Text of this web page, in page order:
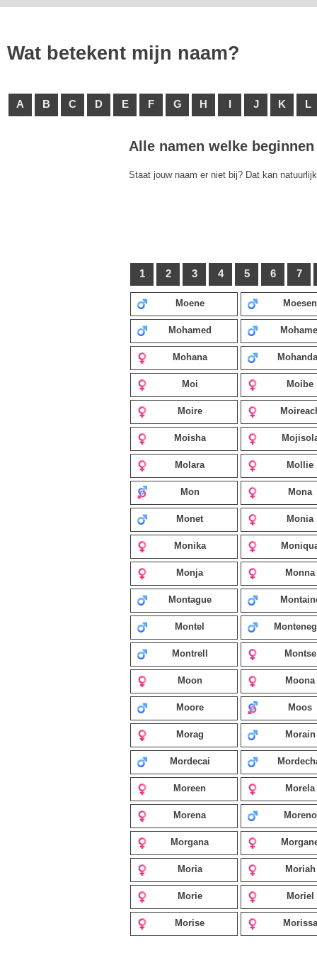
Wat betekent mijn naam?
A B C D E F G H J K L
Alle namen welke
Staat jouw naam er niet bij? Dat kan
1 2 3 4 5 6 7
Moene Moesen
Mohamed
Mohana
Moi Moibe
Moire
Moisha
Molara Mollie
Mon Mona
Monet Monia
Monika
Monja Monna
Montague
Montel
Montrell Montse
Moon Moona
Moore Moos
Morag Morain
Mordecai
Moreen Morela
Morena Moreno
Morgana
Moria Moriah
Morie Moriel
Morise Morissa